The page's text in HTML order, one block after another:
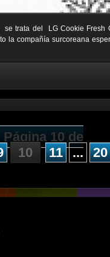
trata del LG Cookie Fresh
la compañía surcoreana
Página 10 de
10 11 ... 20